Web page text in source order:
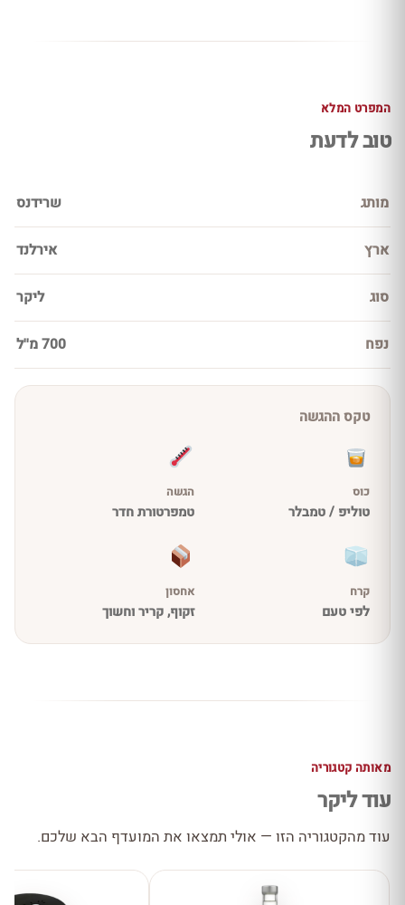
המפרט המלא
טוב לדעת
מותג שרידנס
ארץ אירלנד
סוג ליקר
נפח 700 מ''ל
טקס ההגשה
כוס
טוליפ / טמבלר
הגשה
טמפרטורת חדר
קרח
לפי טעם
אחסון
זקוף, קריר וחשוך
מאותה קטגוריה
עוד ליקר
עוד מהקטגוריה הזו — אולי תמצאו את המועדף הבא שלכם.